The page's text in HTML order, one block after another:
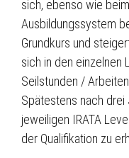
sich, ebenso wie
Ausbildungssystem
Grundkurs und
sich in den einzelnen
Seilstunden /
Spätestens nach
jeweiligen IRATA
der Qualifikation zu